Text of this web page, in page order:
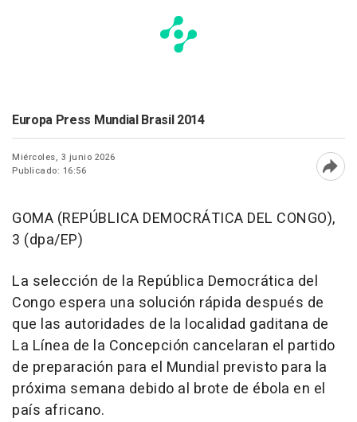
Europa Press Mundial Brasil 2014
Miércoles, 3 junio 2026
Publicado: 16:56
GOMA (REPÚBLICA DEMOCRÁTICA DEL CONGO),
3 (dpa/EP)
La selección de la República Democrática del
Congo espera una solución rápida después de
que las autoridades de la localidad gaditana de
La Línea de la Concepción cancelaran el partido
de preparación para el Mundial previsto para la
próxima semana debido al brote de ébola en el
país africano.